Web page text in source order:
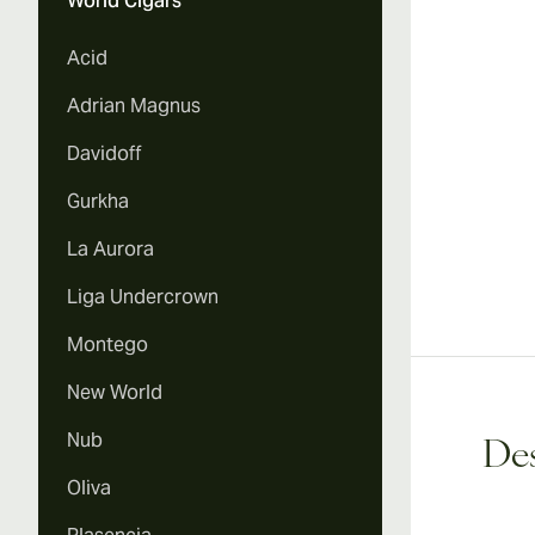
Acid
Adrian Magnus
Davidoff
Gurkha
La Aurora
Liga Undercrown
Montego
New World
Nub
Oliva